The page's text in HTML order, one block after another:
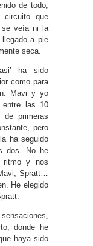
de todo,
circuito que
se veía ni la
a pie
seca.
ha sido
como para
Mavi y yo
entre las 10
primeras
pero
ha seguido
dos. No he
ritmo y nos
Spratt…
He elegido
donde he
haya sido